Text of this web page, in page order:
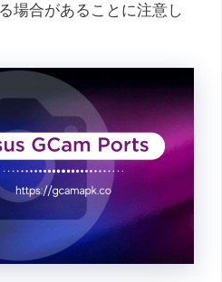
場合があることに注意し